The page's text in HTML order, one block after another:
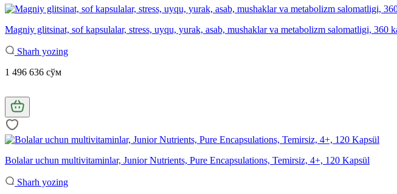
Magniy glitsinat, sof kapsulalar, stress, uyqu, yurak, asab, mushaklar va metabolizm salomatligi, 360
Sharh yozing
1 496 636 сўм
Bolalar uchun multivitaminlar, Junior Nutrients, Pure Encapsulations, Temirsiz, 4+, 120 Kapsül
Sharh yozing